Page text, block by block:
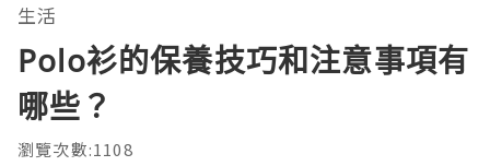
生活
Polo衫的保養技巧和注意事項有
哪些？
瀏覽次數:1108